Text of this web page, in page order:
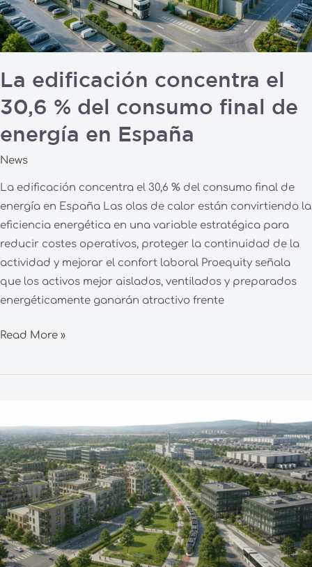
La edificación concentra el
30,6 % del consumo final de
energía en España
News
La edificación concentra el 30,6 % del consumo final de
energía en España Las olas de calor están convirtiendo la
eficiencia energética en una variable estratégica para
reducir costes operativos, proteger la continuidad de la
actividad y mejorar el confort laboral Proequity señala
que los activos mejor aislados, ventilados y preparados
energéticamente ganarán atractivo frente
consumo
final
de
energía
España
Read More »
vivienda
junto
al
suelo
productivo,
clave
para
construir